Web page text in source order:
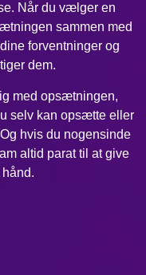
Når du vælger en
sammen med
forventninger og
dem.
med opsætningen,
selv kan opsætte eller
hvis du nogensinde
altid parat til at give